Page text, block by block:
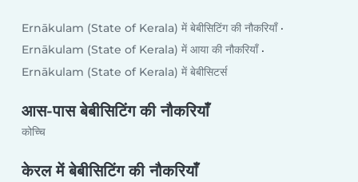
Ernākulam (State of Kerala) में बेबीसिटिंग की नौकरियाँ
Ernākulam (State of Kerala) में आया की नौकरियाँ
Ernākulam (State of Kerala) में बेबीसिटर्स
आस-पास बेबीसिटिंग की नौकरियाँ
कोच्चि
केरल में बेबीसिटिंग की नौकरियाँ